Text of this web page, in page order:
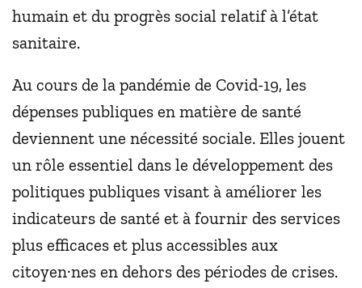
humain et du progrès social relatif à l’état
sanitaire.
Au cours de la pandémie de Covid-19, les
dépenses publiques en matière de santé
deviennent une nécessité sociale. Elles jouent
un rôle essentiel dans le développement des
politiques publiques visant à améliorer les
indicateurs de santé et à fournir des services
plus efficaces et plus accessibles aux
citoyen·nes en dehors des périodes de crises.